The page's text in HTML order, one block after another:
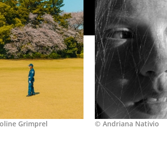
Grimprel © Andriana Nativio